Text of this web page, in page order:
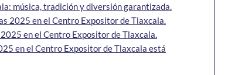
música, tradición y diversión garantizada.
2025 en el Centro Expositor de Tlaxcala.
en el Centro Expositor de Tlaxcala.
en el Centro Expositor de Tlaxcala está